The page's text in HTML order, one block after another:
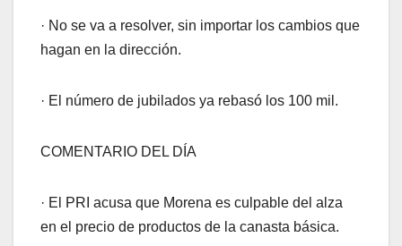
· No se va a resolver, sin importar los cambios que
hagan en la dirección.
· El número de jubilados ya rebasó los 100 mil.
COMENTARIO DEL DÍA
· El PRI acusa que Morena es culpable del alza
en el precio de productos de la canasta básica.